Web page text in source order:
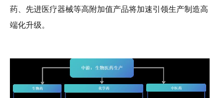
药、先进医疗器械等高附加值产品将加速引领生产制造高
端化升级。